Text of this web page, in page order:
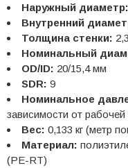
Наружный диаметр:
Внутренний
Толщина стенки:
Номинальный
OD/ID: 20/15,4 мм
SDR: 9
Номинальное
зависимости от
Вес: 0,133 кг (метр
Материал:
(PE-RT)